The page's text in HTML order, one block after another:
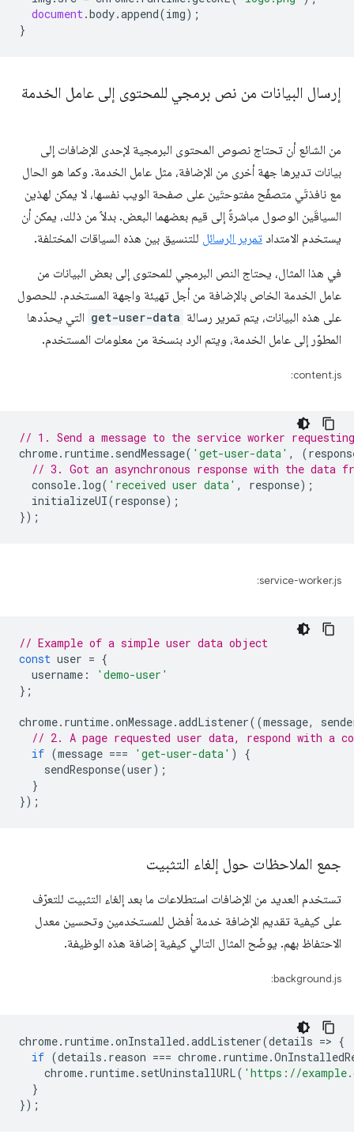
document.body.append(img);
}
إرسال البيانات من نص برمجي للمحتوى إلى عامل الخدمة
من الشائع أن تحتاج نصوص المحتوى البرمجية لإحدى الإضافات إلى
بيانات تديرها جهة أخرى من الإضافة، مثل عامل الخدمة. وكما هو الحال
مع نافذتَي متصفّح مفتوحتَين على صفحة الويب نفسها، لا يمكن لهذين
السياقَين الوصول مباشرةً إلى قيم بعضهما البعض. بدلاً من ذلك، يمكن أن
يستخدم الامتداد تمرير الرسائل للتنسيق بين هذه السياقات المختلفة.
في هذا المثال، يحتاج النص البرمجي للمحتوى إلى بعض البيانات من
عامل الخدمة الخاص بالإضافة من أجل تهيئة واجهة المستخدم. للحصول
على هذه البيانات، يتم تمرير رسالة get-user-data التي يحدّدها
المطوّر إلى عامل الخدمة، ويتم الرد بنسخة من معلومات المستخدم.
content.js:
// 1. Send a message to the service worker
chrome. runtime. sendMessage( 'get-user-data' , (
// 3. Got an asynchronous response with the data
console. log( 'received user data' , response);
initializeUI(response);
});
service-worker.js:
// Example of a simple user data object
const user = {
username :
'demo-user'
};
chrome. runtime.onMessage.addListener((message,
// 2. A page requested user data, respond with a
if (message === 'get-user-data' )
{
sendResponse(user);
}
});
جمع الملاحظات حول إلغاء التثبيت
تستخدم العديد من الإضافات استطلاعات ما بعد إلغاء التثبيت للتعرّف
على كيفية تقديم الإضافة خدمة أفضل للمستخدمين وتحسين معدل
الاحتفاظ بهم. يوضّح المثال التالي كيفية إضافة هذه الوظيفة.
background.js:
chrome. runtime.onInstalled .addListener(details => {
if (details . reason === chrome. runtime.
chrome. runtime. setUninstallURL( 'https://
}
});